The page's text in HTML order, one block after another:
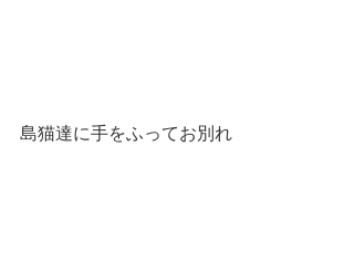
島猫達に手をふってお別れ